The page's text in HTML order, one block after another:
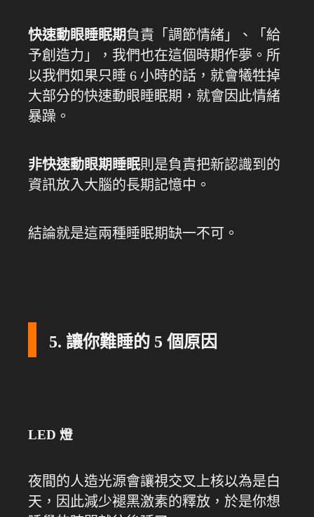
快速動眼睡眠期負責「調節情緒」、「給
予創造力」，我們也在這個時期作夢。所
以我們如果只睡 6 小時的話，就會犧牲掉
大部分的快速動眼睡眠期，就會因此情緒
暴躁。
非快速動眼期睡眠則是負責把新認識到的
資訊放入大腦的長期記憶中。
結論就是這兩種睡眠期缺一不可。
5. 讓你難睡的 5 個原因
LED 燈
夜間的人造光源會讓視交叉上核以為是白
天，因此減少褪黑激素的釋放，於是你想